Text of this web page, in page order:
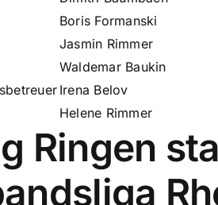
Boris Formanski
Jasmin Rimmer
Waldemar Baukin
Irena Belov
Helene Rimmer
Ringen